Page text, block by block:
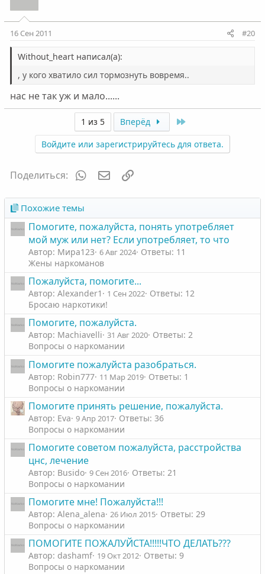
16 Сен 2011 #20
Without_heart написал(а):
, у кого хватило сил тормознуть вовремя..
нас не так уж и мало......
1 из 5 Вперёд
Войдите или зарегистрируйтесь для ответа.
Поделиться: WhatsAppЭлектронная почта
Похожие темы
Помогите, пожалуйста, понять употребляет
мой муж или нет? Если употребляет, то что
Автор: Мира123 6 Авг 2024 Ответы: 11
Жены наркоманов
Пожалуйста, помогите...
Автор: Alexander1 1 Сен 2022 Ответы: 12
Бросаю наркотики!
Помогите, пожалуйста.
Автор: Machiavelli 31 Авг 2020 Ответы: 2
Вопросы о наркомании
Помогите пожалуйста разобраться.
Автор: Robin777 11 Мар 2019 Ответы: 1
Вопросы о наркомании
Помогите принять решение, пожалуйста.
Автор: Eva 9 Апр 2017 Ответы: 36
Вопросы о наркомании
Помогите советом пожалуйста, расстройства
цнс, лечение
Автор: Busido 9 Сен 2016 Ответы: 21
Вопросы о наркомании
Помогите мне! Пожалуйста!!!
Автор: Alena_alena 26 Июл 2015 Ответы: 29
Вопросы о наркомании
ПОМОГИТЕ ПОЖАЛУЙСТА!!!!!ЧТО ДЕЛАТЬ???
Автор: dashamf 19 Окт 2012 Ответы: 9
Вопросы о наркомании